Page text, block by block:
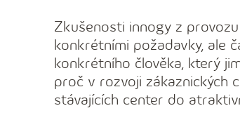
Zkušenosti innogy z
konkrétními požadavky, ale
konkrétního člověka, který
proč v rozvoji zákaznických
stávajících center do